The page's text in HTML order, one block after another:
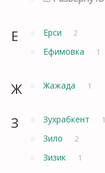
Е Ерси 2
Ефимовка 1
Ж Жажада 1
З Зухрабкент 1
Зило 2
Зизик 1